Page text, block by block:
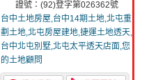
證號：(92)登字第026362號
台中土地房屋,台中14期土地,北屯重
劃土地,北屯房屋建地,捷運土地透天,
台中北屯別墅,北屯太平透天店面,您
的土地顧問